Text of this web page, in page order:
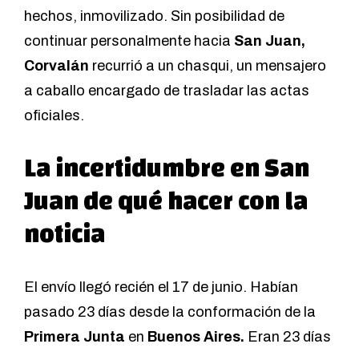
hechos, inmovilizado. Sin posibilidad de
continuar personalmente hacia San Juan,
Corvalán recurrió a un chasqui, un mensajero
a caballo encargado de trasladar las actas
oficiales.
La incertidumbre en San
Juan de qué hacer con la
noticia
El envío llegó recién el 17 de junio. Habían
pasado 23 días desde la conformación de la
Primera Junta en Buenos Aires. Eran 23 días